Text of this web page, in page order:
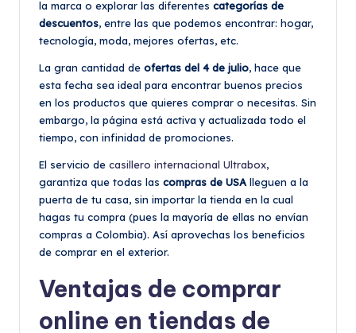
la marca o explorar las diferentes categorías de
descuentos, entre las que podemos encontrar: hogar,
tecnología, moda, mejores ofertas, etc.
La gran cantidad de ofertas del 4 de julio, hace que
esta fecha sea ideal para encontrar buenos precios
en los productos que quieres comprar o necesitas. Sin
embargo, la página está activa y actualizada todo el
tiempo, con infinidad de promociones.
El servicio de casillero internacional Ultrabox,
garantiza que todas las compras de USA lleguen a la
puerta de tu casa, sin importar la tienda en la cual
hagas tu compra (pues la mayoría de ellas no envían
compras a Colombia). Así aprovechas los beneficios
de comprar en el exterior.
Ventajas de comprar
online en tiendas de